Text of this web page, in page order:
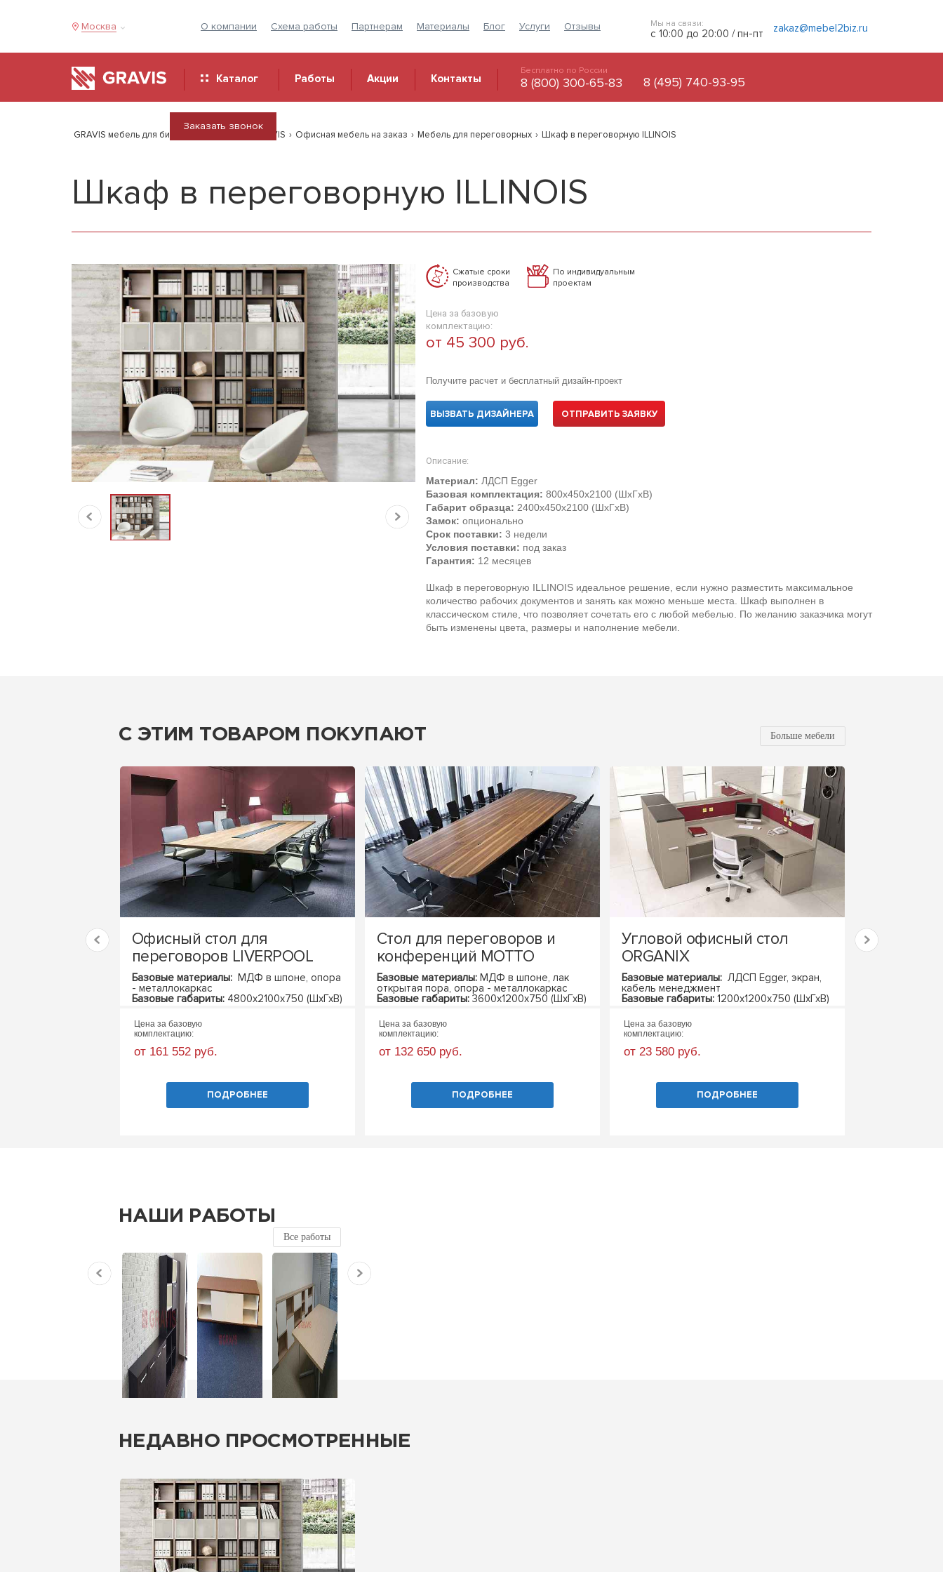
Москва О компании Схема работы Партнерам Материалы Блог Услуги Отзывы Мы на связи:
с 10:00 до 20:00 / пн-пт zakaz@mebel2biz.ru
Каталог Работы Акции Контакты
Бесплатно по России
8 (800) 300-65-83 8 (495) 740-93-95
Заказать звонок
GRAVIS мебель для бизнеса Продукция GRAVIS › Офисная мебель на заказ › Мебель для переговорных › Шкаф в переговорную ILLINOIS
Шкаф в переговорную ILLINOIS
Сжатые сроки
производства
По индивидуальным
проектам
Цена за базовую
комплектацию:
от 45 300 руб.
Получите расчет и бесплатный дизайн-проект
ВЫЗВАТЬ ДИЗАЙНЕРА ОТПРАВИТЬ ЗАЯВКУ
Описание:
Материал: ЛДСП Egger
Базовая комплектация: 800х450х2100 (ШхГхВ)
Габарит образца: 2400х450х2100 (ШхГхВ)
Замок: опционально
Срок поставки: 3 недели
Условия поставки: под заказ
Гарантия: 12 месяцев
Шкаф в переговорную ILLINOIS идеальное решение, если нужно разместить максимальное
количество рабочих документов и занять как можно меньше места. Шкаф выполнен в
классическом стиле, что позволяет сочетать его с любой мебелью. По желанию заказчика могут
быть изменены цвета, размеры и наполнение мебели.
С ЭТИМ ТОВАРОМ ПОКУПАЮТ Больше мебели
Офисный стол для
переговоров LIVERPOOL
Базовые материалы: МДФ в шпоне, опора
- металлокаркас
Базовые габариты:4800х2100х750 (ШхГхВ)
Цена за базовую
комплектацию:
от 161 552 руб.
ПОДРОБНЕЕ
Стол для переговоров и
конференций MOTTO
Базовые материалы: МДФ в шпоне, лак
открытая пора, опора - металлокаркас
Базовые габариты: 3600х1200х750 (ШхГхВ)
Цена за базовую
комплектацию:
от 132 650 руб.
ПОДРОБНЕЕ
Угловой офисный стол
ORGANIX
Базовые материалы: ЛДСП Egger, экран,
кабель менеджмент
Базовые габариты:1200х1200х750 (ШхГхВ)
Цена за базовую
комплектацию:
от 23 580 руб.
ПОДРОБНЕЕ
Стол в
НАШИ РАБОТЫ
Все работы
НЕДАВНО ПРОСМОТРЕННЫЕ